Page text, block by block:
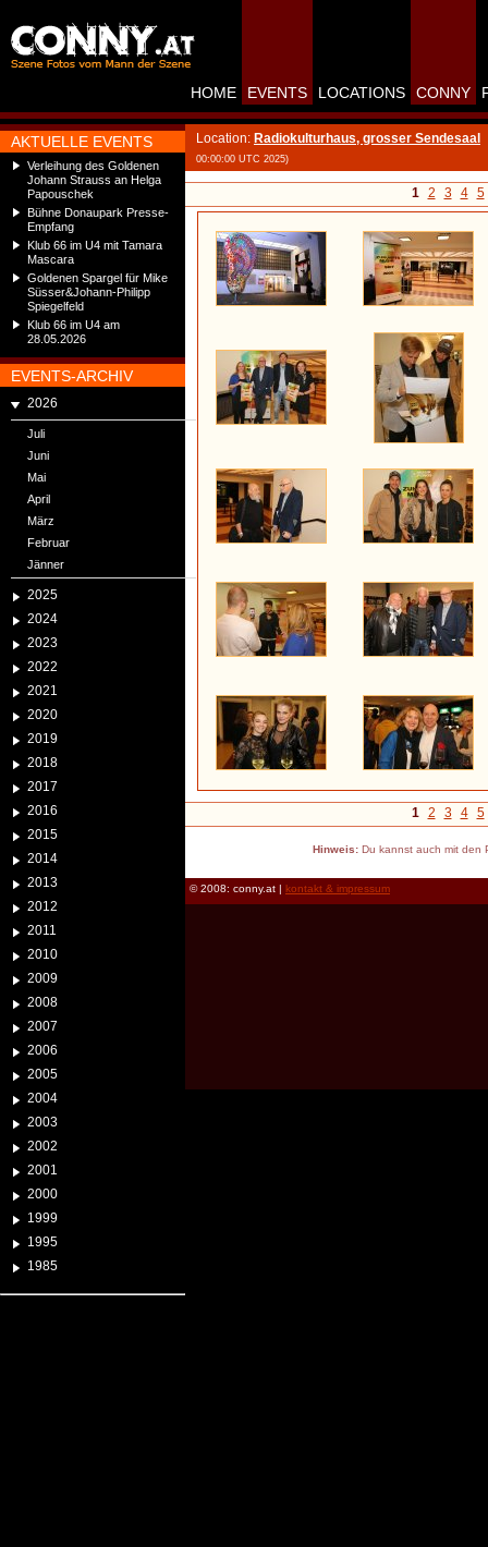
AKTUELLE EVENTS
Verleihung des Goldenen
Johann Strauss an Helga
Papouschek
Bühne Donaupark Presse-
Empfang
Klub 66 im U4 mit Tamara
Mascara
Goldenen Spargel für Mike
Süsser&Johann-Philipp
Spiegelfeld
Klub 66 im U4 am
28.05.2026
EVENTS-ARCHIV
2026
Juli
Juni
Mai
April
März
Februar
Jänner
2025
2024
2023
2022
2021
2020
2019
2018
2017
2016
2015
2014
2013
2012
2011
2010
2009
2008
2007
2006
2005
2004
2003
2002
2001
2000
1999
1995
1985
HOME EVENTS LOCATIONS CONNY
Location: Radiokulturhaus, grosser Sendesaal
00:00:00 UTC 2025)
1 2 3 4 5
1 2 3 4 5
Hinweis:Du kannst auch mit den
© 2008: conny.at | kontakt & impressum